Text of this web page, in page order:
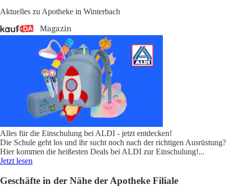
Aktuelles zu Apotheke in Winterbach
Alles für die Einschulung bei ALDI - jetzt entdecken!
Die Schule geht los und ihr sucht noch nach der richtigen Ausrüstung?
Hier kommen die heißesten Deals bei ALDI zur Einschulung!...
Jetzt lesen
Geschäfte in der Nähe der Apotheke Filiale